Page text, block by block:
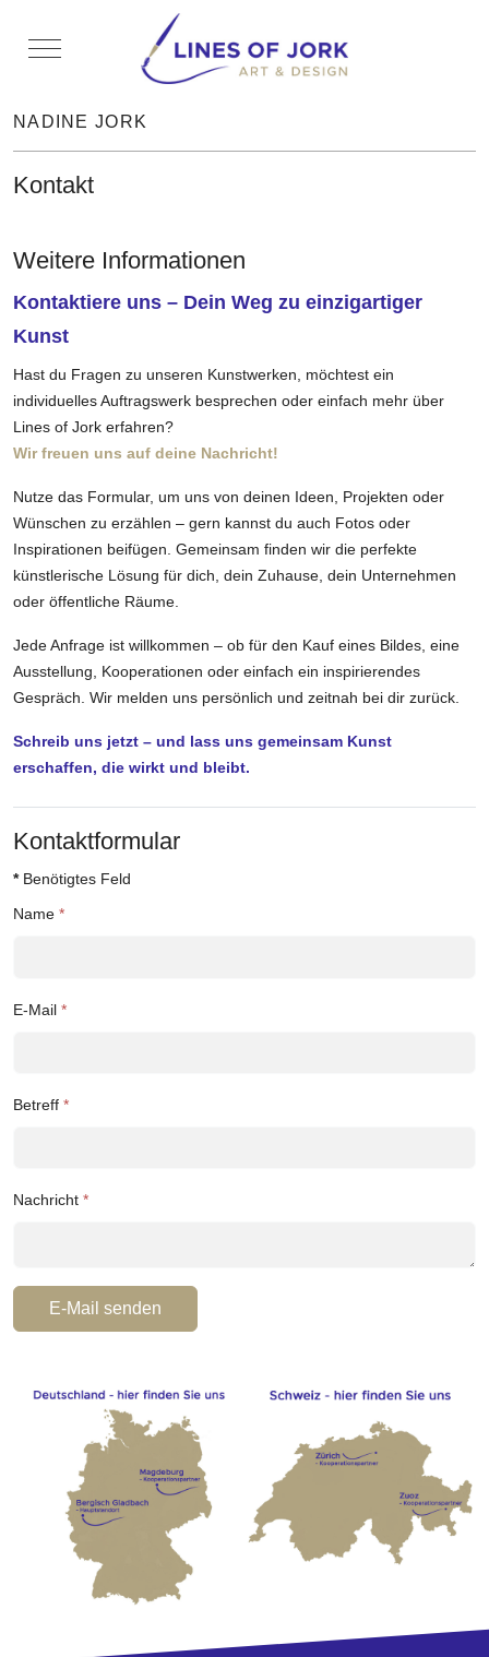
Mobile Menu Toggle
NADINE JORK
Kontakt
Weitere Informationen
Kontaktiere uns – Dein Weg zu einzigartiger
Kunst
Hast du Fragen zu unseren Kunstwerken, möchtest ein
individuelles Auftragswerk besprechen oder einfach mehr über
Lines of Jork erfahren?
Wir freuen uns auf deine Nachricht!
Nutze das Formular, um uns von deinen Ideen, Projekten oder
Wünschen zu erzählen – gern kannst du auch Fotos oder
Inspirationen beifügen. Gemeinsam finden wir die perfekte
künstlerische Lösung für dich, dein Zuhause, dein Unternehmen
oder öffentliche Räume.
Jede Anfrage ist willkommen – ob für den Kauf eines Bildes, eine
Ausstellung, Kooperationen oder einfach ein inspirierendes
Gespräch. Wir melden uns persönlich und zeitnah bei dir zurück.
Schreib uns jetzt – und lass uns gemeinsam Kunst
erschaffen, die wirkt und bleibt.
Kontaktformular
*Benötigtes Feld
Name *
E-Mail *
Betreff *
Nachricht *
E-Mail senden